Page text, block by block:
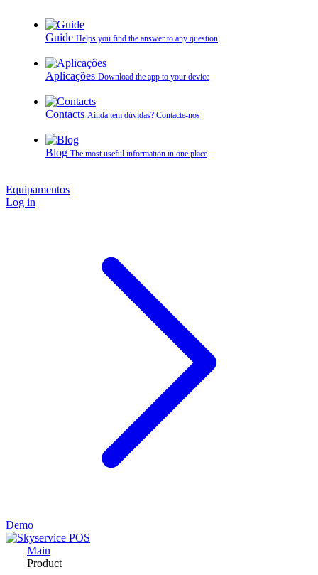
Guide Helps you find the answer to any question
Aplicações Download the app to your device
Contacts Ainda tem dúvidas? Contacte‑nos
Blog The most useful information in one place
Equipamentos
Log in
Demo
Main
Product